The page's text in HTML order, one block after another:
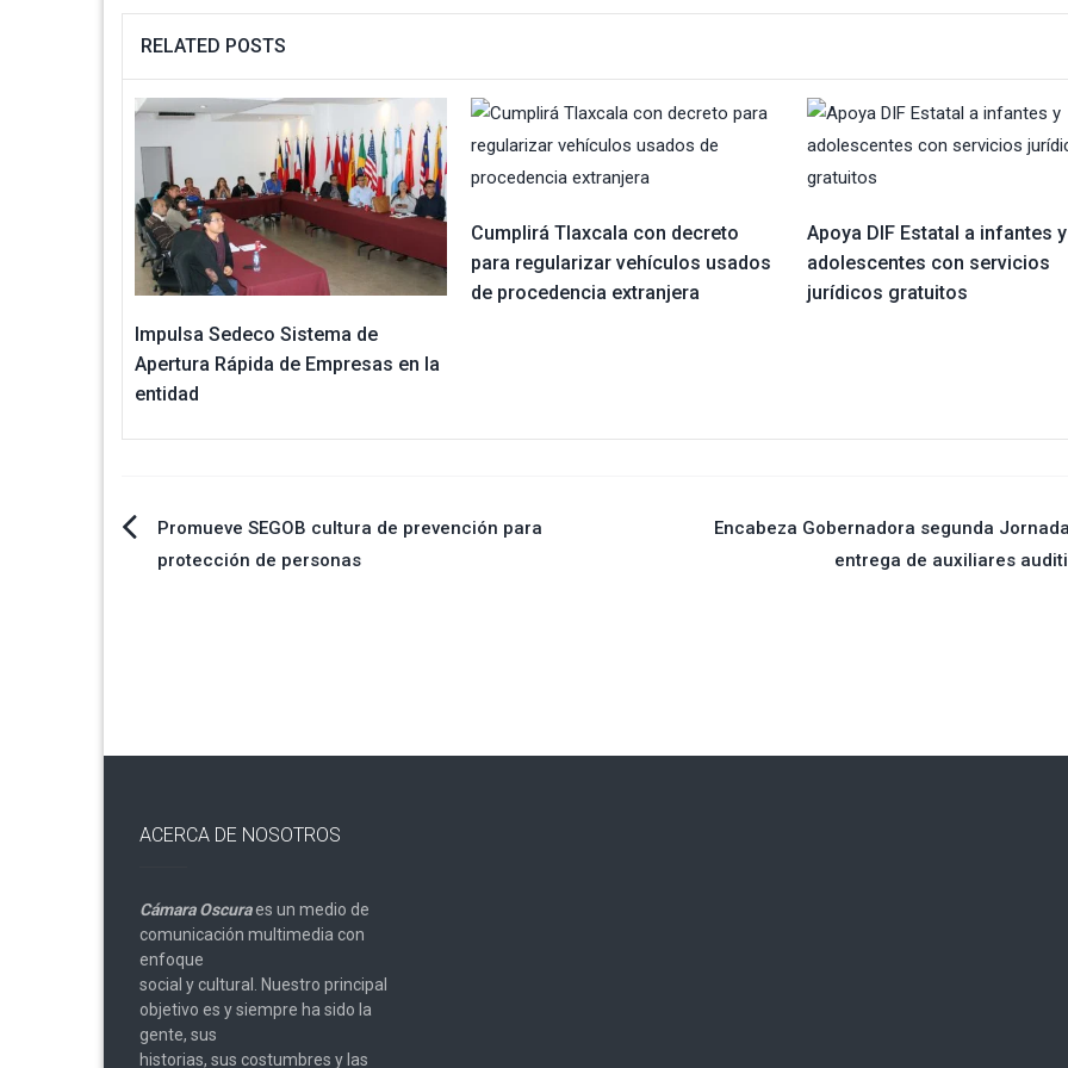
RELATED POSTS
Impulsa Sedeco Sistema de
Apertura Rápida de Empresas en la
entidad
Cumplirá Tlaxcala con decreto
para regularizar vehículos usados
de procedencia extranjera
Apoya DIF Estatal a infantes y
adolescentes con servicios
jurídicos gratuitos
Navegación
Promueve SEGOB cultura de prevención para
protección de personas
Encabeza Gobernadora segunda
entrega de auxiliares
ACERCA DE NOSOTROS
Cámara Oscuraes un medio de
comunicación multimedia con
enfoque
social y cultural. Nuestro principal
objetivo es y siempre ha sido la
gente, sus
historias, sus costumbres y las